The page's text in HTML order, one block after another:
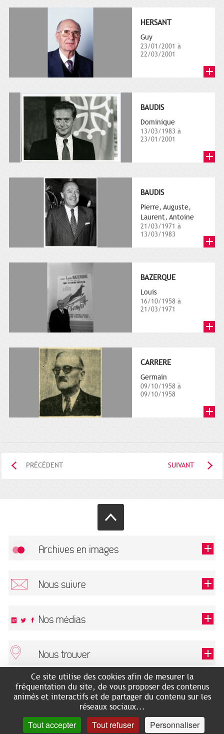
HERSANT
Guy
23/01/2001 à
22/03/2001
BAUDIS
Dominique
13/03/1983 à
23/01/2001
BAUDIS
Pierre, Auguste,
Laurent, Antoine
21/03/1971 à
13/03/1983
BAZERQUE
Louis
16/10/1958 à
21/03/1971
CARRERE
Germain
09/10/1958 à
09/10/1958
PRÉCÉDENT SUIVANT
Archives en images
Nous suivre
Ce champ est exigé.
Nos médias
Nous trouver
ARCHIVES MUNICIPALES
2 rue des Archives
Accès mobilité réduite :
7 avenue de Bellevue
RECHERCHES GÉNÉALOGIQUES
NOUS CONNAÎTRE
SERVICE ÉDUCATIF
LES ARCHIVES EN LIGNE
HISTOIRE DE TOULOUSE
Ce site utilise des cookies afin de mesurer la
fréquentation du site, de vous proposer des contenus
animés et interactifs et de partager du contenu sur les
réseaux sociaux...
Tout accepter Tout refuser Personnaliser